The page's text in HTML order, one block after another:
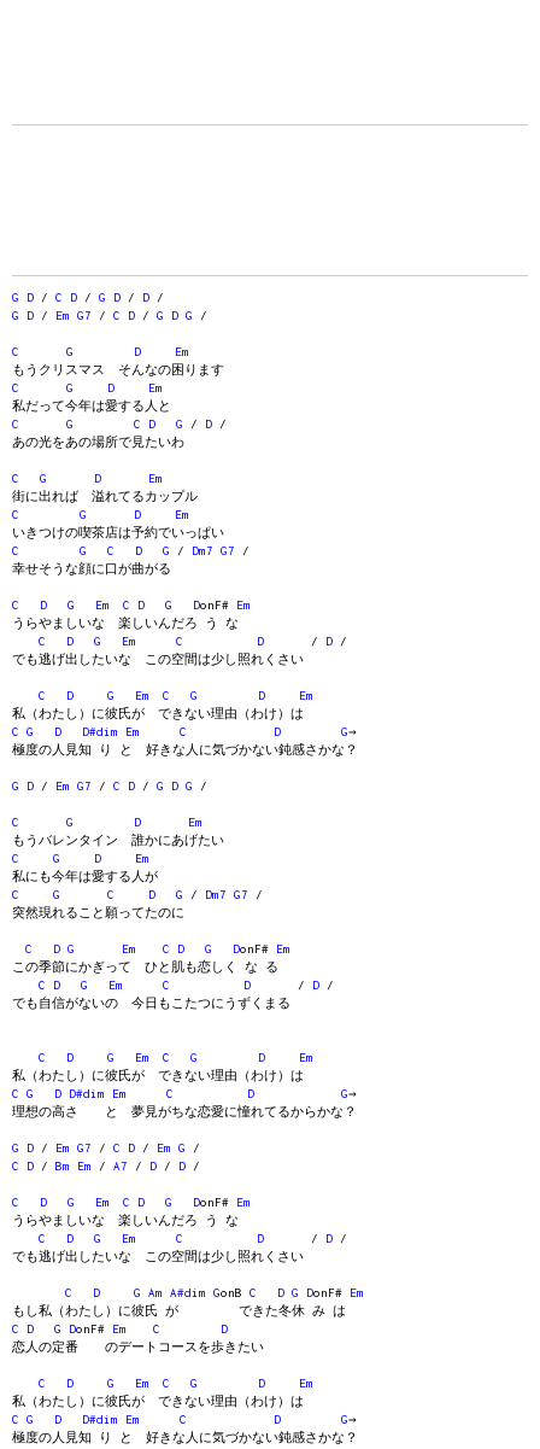
G D / C D / G D / D /
G
D / Em G7 / C D / G D G /
C G D
Em
もうクリスマス そんなの困ります
C
G D
Em
私だって今年は愛する人と
C
G C D G / D /
あの光をあの場所で見たいわ
C G D
Em
街に出れば 溢れてるカップル
C
G D
Em
いきつけの喫茶店は予約でいっぱい
C
G C D G / Dm7 G7 /
幸せそうな顔に口が曲がる
C D G Em C D G DonF# Em
うらやましいな 楽しいんだろ う な
C
D G Em C D / D /
でも逃げ出したいな この空間は少し照れくさい
C D G Em C G D
Em
私（わたし）に彼氏が できない理由（わけ）は
C
G D D#dim Em C D G→
極度の人見知 り と 好きな人に気づかない鈍感さかな？
G D / Em G7 / C D / G D G /
C G D
Em
もうバレンタイン 誰かにあげたい
C
G D
Em
私にも今年は愛する人が
C
G C D G / Dm7 G7 /
突然現れること願ってたのに
C D G Em C D G DonF# Em
この季節にかぎって ひと肌も恋しく な る
C
D G Em C D / D /
でも自信がないの 今日もこたつにうずくまる
C D G Em C G D
Em
私（わたし）に彼氏が できない理由（わけ）は
C
G D D#dim Em C D G→
理想の高さ と 夢見がちな恋愛に憧れてるからかな？
G D / Em G7 / C D / Em G /
C
D / Bm Em / A7 / D / D /
C D G Em C D G DonF# Em
うらやましいな 楽しいんだろ う な
C
D G Em C D / D /
でも逃げ出したいな この空間は少し照れくさい
C D G Am A#dim GonB C D G DonF# Em
もし私（わたし）に彼氏 が できた冬休 み は
C
D G DonF# Em C
D
恋人の定番 のデートコースを歩きたい
C D G Em C G D
Em
私（わたし）に彼氏が できない理由（わけ）は
C
G D D#dim Em C D G→
極度の人見知 り と 好きな人に気づかない鈍感さかな？